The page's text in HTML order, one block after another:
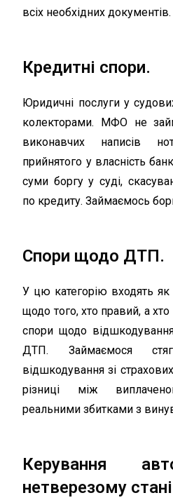
всіх необхідних документів.
Кредитні спори.
Юридичні послуги у
колекторами. МФО не
виконавчих написів
прийнятого у власність
суми боргу у суді,
по кредиту. Займаємось
Спори щодо ДТП.
У цю категорію входять як
щодо того, хто правий, а
спори щодо
ДТП. Займаємося
відшкодування зі
різниці між
реальними збитками з
Керування
нетверезому